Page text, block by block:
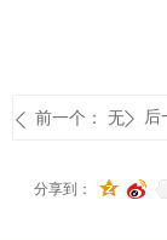
ꄴ 前一个： 无ꄲ 后
分享到：